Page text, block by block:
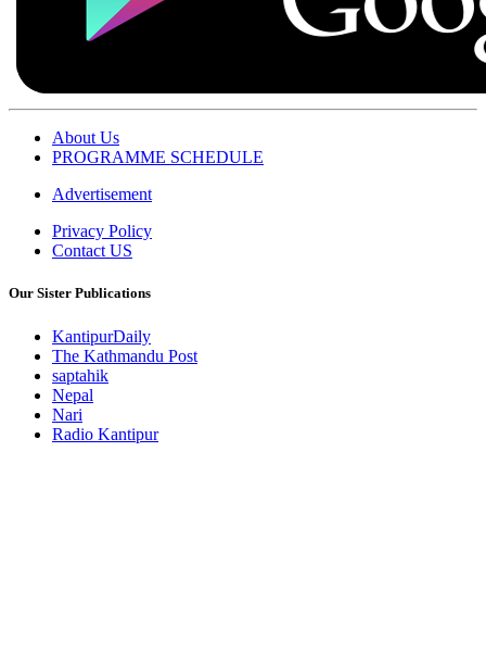
About Us
PROGRAMME SCHEDULE
Advertisement
Privacy Policy
Contact US
Our Sister Publications
KantipurDaily
The Kathmandu Post
saptahik
Nepal
Nari
Radio Kantipur